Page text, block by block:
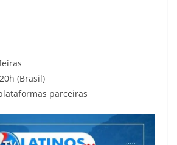
(Brasil)
parceiras